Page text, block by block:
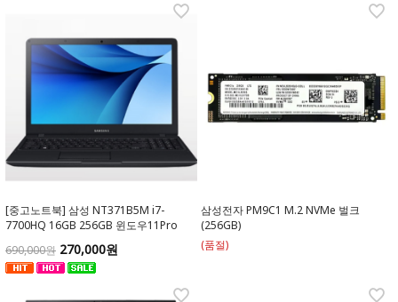
[중고노트북] 삼성 NT371B5M i7-
7700HQ 16GB 256GB 윈도우11Pro
690,000원 270,000원
삼성전자 PM9C1 M.2 NVMe 벌크
(256GB)
(품절)